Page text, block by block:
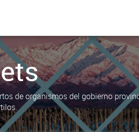
de organismos del gobierno